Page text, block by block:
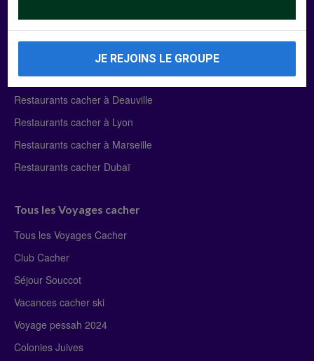
Manger Cacher
Liste des restaurants cacher
Restaurants cacher à Paris
Restaurants cacher à Deauville
Restaurants cacher à Lyon
Restaurants cacher à Marseille
Restaurants cacher Dubaï
Tous les Voyages cacher
Tous les Voyages Cacher
Club Cacher
Séjour Souccot
Vacances cacher ski
Voyage pessah 2024
Colonies Juives
JE REJOINS LE GROUPE